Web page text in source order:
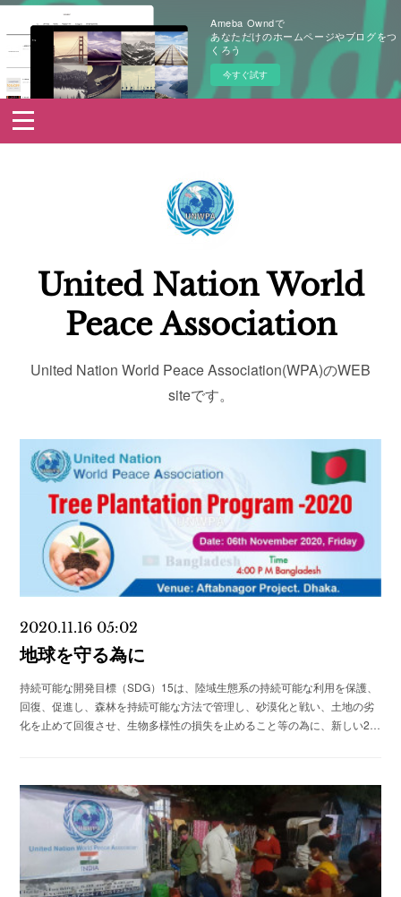
Ameba Owndで
あなただけのホームページやブログをつ
くろう
今すぐ試す
United Nation World
Peace Association
United Nation World Peace Association(WPA)のWEB
siteです。
2020.11.16 05:02
地球を守る為に
持続可能な開発目標（SDG）15は、陸域生態系の持続可能な利用を保護、
回復、促進し、森林を持続可能な方法で管理し、砂漠化と戦い、土地の劣
化を止めて回復させ、生物多様性の損失を止めること等の為に、新しい2…